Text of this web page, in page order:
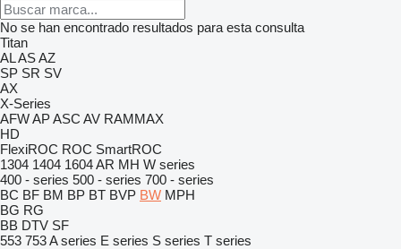
No se han encontrado resultados para esta consulta
Titan
ALASAZ
SP SR SV
AX
X-Series
AFWAPASC AV RAMMAX
HD
FlexiROC ROC SmartROC
1304 1404 1604AR MH W series
400 - series 500 - series 700 - series
BC BF BM BP BT BVP BW MPH
BG RG
BB DTV SF
553 753A series E series S series T series